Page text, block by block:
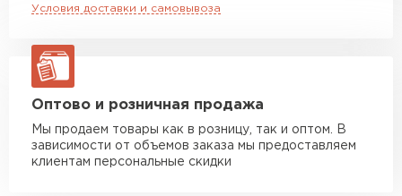
макс. длина груза 13,5 м
ЗАКАЗАТЬ С ДОСТАВКОЙ
Условия доставки и самовывоза
Оптово и розничная продажа
Мы продаем товары как в розницу, так и оптом. В
зависимости от объемов заказа мы предоставляем
клиентам персональные скидки